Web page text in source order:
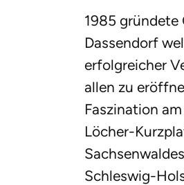
1985 gründete
Dassendorf
erfolgreicher
allen zu
Faszination
Löcher-
Schleswig-